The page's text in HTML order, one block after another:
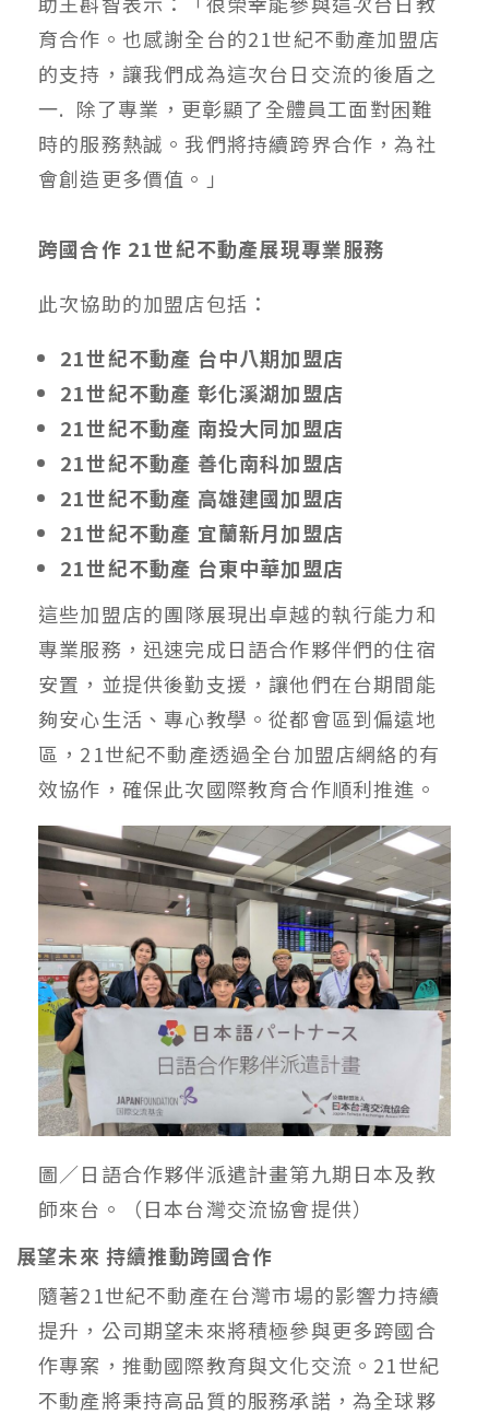
育合作。也感謝全台的21世紀不動產加盟店
的支持，讓我們成為這次台日交流的後盾之
一. 除了專業，更彰顯了全體員工面對困難
時的服務熱誠。我們將持續跨界合作，為社
會創造更多價值。」
跨國合作 21世紀不動產展現專業服務
此次協助的加盟店包括：
21世紀不動產 台中八期加盟店
21世紀不動產 彰化溪湖加盟店
21世紀不動產 南投大同加盟店
21世紀不動產 善化南科加盟店
21世紀不動產 高雄建國加盟店
21世紀不動產 宜蘭新月加盟店
21世紀不動產 台東中華加盟店
這些加盟店的團隊展現出卓越的執行能力和
專業服務，迅速完成日語合作夥伴們的住宿
安置，並提供後勤支援，讓他們在台期間能
夠安心生活、專心教學。從都會區到偏遠地
區，21世紀不動產透過全台加盟店網絡的有
效協作，確保此次國際教育合作順利推進。
圖／日語合作夥伴派遣計畫第九期日本及教
師來台。（日本台灣交流協會提供）
展望未來 持續推動跨國合作
隨著21世紀不動產在台灣市場的影響力持續
提升，公司期望未來將積極參與更多跨國合
作專案，推動國際教育與文化交流。21世紀
不動產將秉持高品質的服務承諾，為全球夥